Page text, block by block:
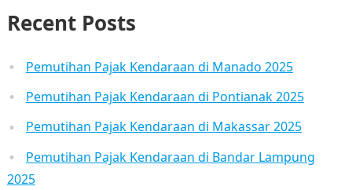
Recent Posts
Pemutihan Pajak Kendaraan di Manado 2025
Pemutihan Pajak Kendaraan di Pontianak 2025
Pemutihan Pajak Kendaraan di Makassar 2025
Pemutihan Pajak Kendaraan di Bandar Lampung
2025